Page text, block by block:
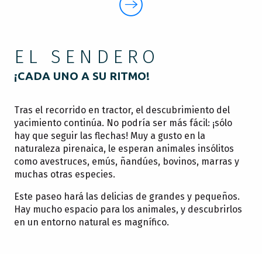
EL SENDERO
¡CADA UNO A SU RITMO!
Tras el recorrido en tractor, el descubrimiento del
yacimiento continúa. No podría ser más fácil: ¡sólo
hay que seguir las flechas! Muy a gusto en la
naturaleza pirenaica, le esperan animales insólitos
como avestruces, emús, ñandúes, bovinos, marras y
muchas otras especies.
Este paseo hará las delicias de grandes y pequeños.
Hay mucho espacio para los animales, y descubrirlos
en un entorno natural es magnífico.